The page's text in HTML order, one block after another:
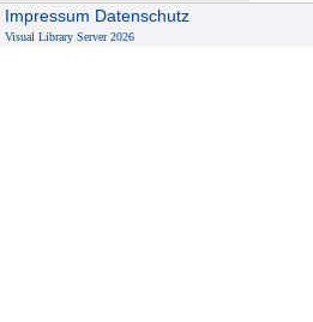
Impressum Datenschutz
Visual Library Server 2026